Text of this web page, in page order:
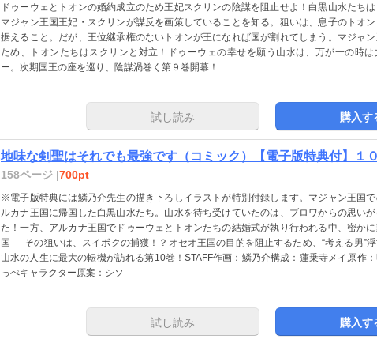
ドゥーウェとトオンの婚約成立のため王妃スクリンの陰謀を阻止せよ！白黒山水たち
マジャン王国王妃・スクリンが謀反を画策していることを知る。狙いは、息子のトオ
据えること。だが、王位継承権のないトオンが王になれば国が割れてしまう。マジャ
ため、トオンたちはスクリンと対立！ドゥーウェの幸せを願う山水は、万が一の時は
ー。次期国王の座を巡り、陰謀渦巻く第９巻開幕！
試し読み 購入す
地味な剣聖はそれでも最強です（コミック）【電子版特典付】１０
158ページ |700pt
※電子版特典には鱗乃介先生の描き下ろしイラストが特別付録します。マジャン王国
ルカナ王国に帰国した白黒山水たち。山水を待ち受けていたのは、ブロワからの思い
た！一方、アルカナ王国でドゥーウェとトオンたちの結婚式が執り行われる中、密か
国──その狙いは、スイボクの捕獲！？オセオ王国の目的を阻止するため、“考える男”浮
山水の人生に最大の転機が訪れる第10巻！STAFF作画：鱗乃介構成：蓮乗寺メイ原作
っぺキャラクター原案：シソ
試し読み 購入す